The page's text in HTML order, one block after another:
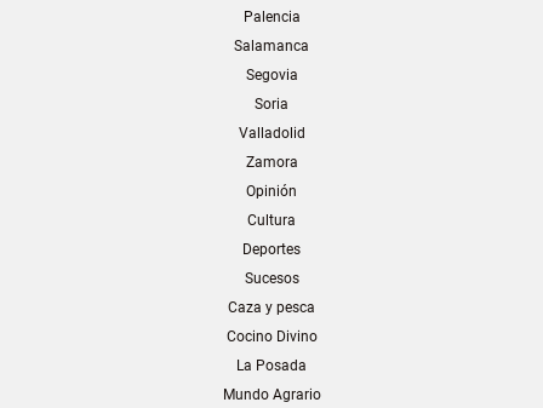
Palencia
Salamanca
Segovia
Soria
Valladolid
Zamora
Opinión
Cultura
Deportes
Sucesos
Caza y pesca
Cocino Divino
La Posada
Mundo Agrario